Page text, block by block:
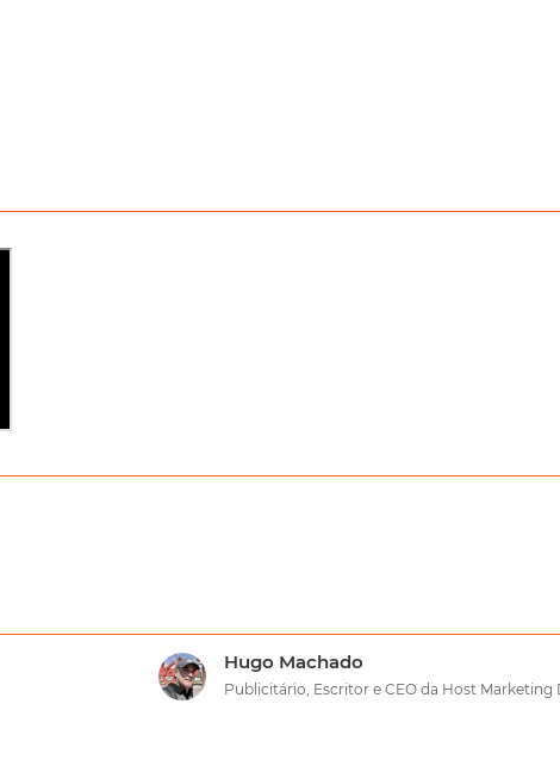
Hugo Machado
Publicitário, Escritor e CEO da Host Marketing